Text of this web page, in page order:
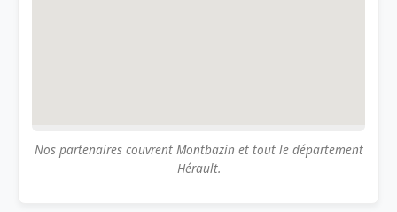
Nos partenaires couvrent Montbazin et tout le département
Hérault.